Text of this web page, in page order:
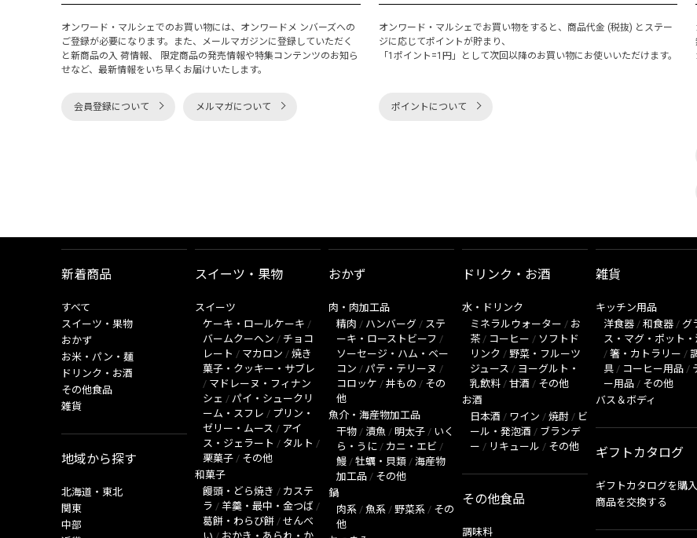
オンワード・マルシェでのお買い物には、オンワードメ ンバーズへの
ご登録が必要になります。また、メールマガジンに登録していただく
と新商品の入 荷情報、 限定商品の発売情報や特集コンテンツのお知ら
せなど、最新情報をいち早くお届けいたします。
会員登録について メルマガについて
オンワード・マルシェでお買い物をすると、商品代金 (税抜) とステー
ジに応じてポイントが貯まり、
「1ポイント=1円」として次回以降のお買い物にお使いいただけます。
ポイントについて
新着商品
すべて
スイーツ・果物
おかず
お米・パン・麺
ドリンク・お酒
その他食品
雑貨
地域から探す
北海道・東北
関東
中部
スイーツ・果物
スイーツ
ケーキ・ロールケーキ /
バームクーヘン / チョコ
レート / マカロン / 焼き
菓子・クッキー・サブレ
/ マドレーヌ・フィナン
シェ / パイ・シュークリ
ーム・スフレ / プリン・
ゼリー・ムース / アイ
ス・ジェラート / タルト /
栗菓子 / その他
和菓子
饅頭・どら焼き / カステ
ラ / 羊羹・最中・金つば /
葛餅・わらび餅 / せんべ
おかず
肉・肉加工品
精肉 / ハンバーグ / ステ
ーキ・ローストビーフ /
ソーセージ・ハム・ベー
コン / パテ・テリーヌ /
コロッケ / 丼もの / その
他
魚介・海産物加工品
干物 / 漬魚 / 明太子 / いく
ら・うに / カニ・エビ /
鰻 / 牡蠣・貝類 / 海産物
加工品 / その他
鍋
肉系 / 魚系 / 野菜系 / その
他
ドリンク・お酒
水・ドリンク
ミネラルウォーター / お
茶 / コーヒー / ソフトド
リンク / 野菜・フルーツ
ジュース / ヨーグルト・
乳飲料 / 甘酒 / その他
お酒
日本酒 / ワイン / 焼酎 / ビ
ール・発泡酒 / ブランデ
ー / リキュール / その他
その他食品
調味料
雑貨
キッチン用品
洋食器 / 和食器 / グ
ス・マグ・ポット
/ 箸・カトラリー /
具 / コーヒー用品 /
ー用品 / その他
バス＆ボディ
ギフトカタログ
ギフトカタログを購
商品を交換する